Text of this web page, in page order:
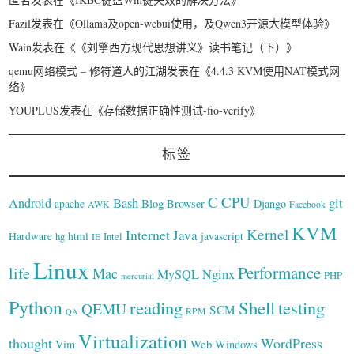
Fazil发表在《Ollama及open-webui使用，及Qwen3开源大模型体验》
Wain发表在《 《刘擎西方现代思想讲义》读书笔记（下）》
qemu网络模式 – 修符道人的江湖发表在《4.4.3 KVM使用NAT模式网
络》
YOUPLUS发表在《存储数据正确性测试-fio-verify》
标签
Android apache AWK Bash Blog Browser C CPU Django Facebook git
Hardware hg html IE Intel InternetJava javascript Kernel KVM
lifeLinux Mac mercurial MySQLNginx Performance PHP
Python QA QEMUreading RPM SCM Shelltesting
thought Vim Virtualization Web Windows WordPress